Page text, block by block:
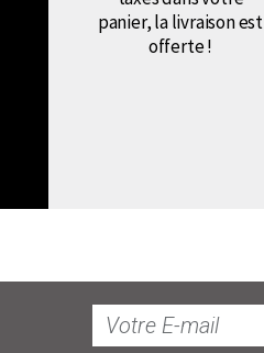
panier, la livraison est
offerte !